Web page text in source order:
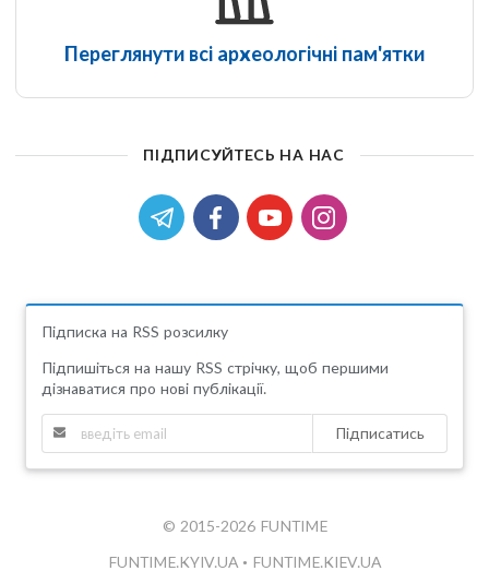
Переглянути всі археологічні пам'ятки
ПІДПИСУЙТЕСЬ НА НАС
Підписка на RSS розсилку
Підпишіться на нашу RSS стрічку, щоб першими
дізнаватися про нові публікації.
Підписатись
© 2015-2026 FUNTIME
FUNTIME.KYIV.UA • FUNTIME.KIEV.UA